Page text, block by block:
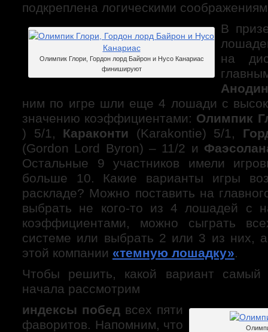
подкреплена логическими
Олимпик Глори, Гордон лорд Байрон и Нусо Канариас
финишируют
В
на
Анодин
ним по игре шли еще 4 лошади с
значению коэффициентами: Олимпик
) 5/1, Караконти (Karakontie) 5/1,
(Gordon Lord Byron) – 11/2 и
Остальные 9 участников имели
больше 10. Какие варианты игры
раскладе? Можно поставить на
выбрать не кого-то из 4 лошадей с
коэффициентами, можно сыграть
системе или выбрать 2 или 3 из них,
этой компании «темную лошадку».
Чтобы решить, какой вариант самый
начала рассмотрим
индексы побед всех пяти
фаворитов. Напомним, что